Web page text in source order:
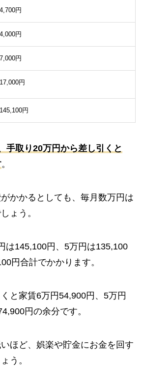
4,700円
4,000円
7,000円
17,000円
145,100円
手取り20万円から差し引くと
。
かかるとしても、毎月数万円は
ょう。
は145,100円、5万円は135,100
円合計でかかります。
と家賃6万円54,900円、5万円
円の余分です。
ほど、娯楽や貯金にお金を回す
う。